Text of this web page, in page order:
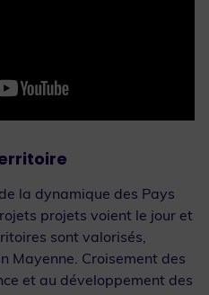
la dynamique des Pays
projets voient le jour et
sont valorisés,
Mayenne. Croisement des
et au développement des